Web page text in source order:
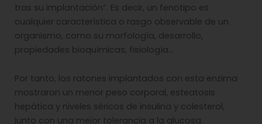
tras su implantación”. Es decir, un fenotipo es
cualquier característica o rasgo observable de un
organismo, como su morfología, desarrollo,
propiedades bioquímicas, fisiología…
Por tanto, los ratones implantados con esta enzima
mostraron un menor peso corporal, esteatosis
hepática y niveles séricos de insulina y colesterol,
junto con una mejor tolerancia a la glucosa.